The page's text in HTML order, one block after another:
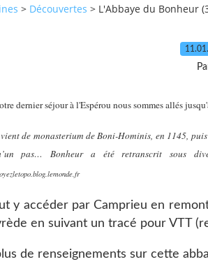
> Découvertes > L'Abbaye du Bonheur
dernier séjour à l'Espérou nous sommes allés
de monasterium de Boni-Hominis, en 1145,
pas… Bonheur a été retranscrit
y accéder par Camprieu en
en suivant un tracé pour VTT
de renseignements sur cette